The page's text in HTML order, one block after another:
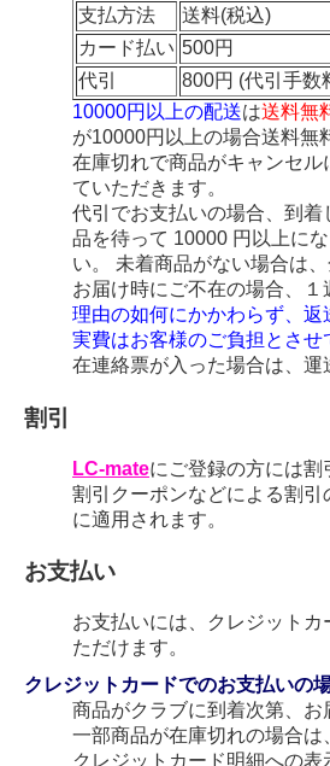
支払方法
送料(税込)
カード払い 500円
代引
800円 (代引手数
10000円以上の配送は送料無
が10000円以上の場合送料
在庫切れで商品がキャンセ
ていただきます。
代引でお支払いの場合、到
品を待って 10000 円以上に
い。 未着商品がない場合は
お届け時にご不在の場合、
理由の如何にかかわらず、
実費はお客様のご負担とさせ
在連絡票が入った場合は、
割引
LC-mateにご登録の方には割
割引クーポンなどによる割
に適用されます。
お支払い
お支払いには、クレジット
ただけます。
クレジットカードでのお支払いの
商品がクラブに到着次第、
一部商品が在庫切れの場合
クレジットカード明細への